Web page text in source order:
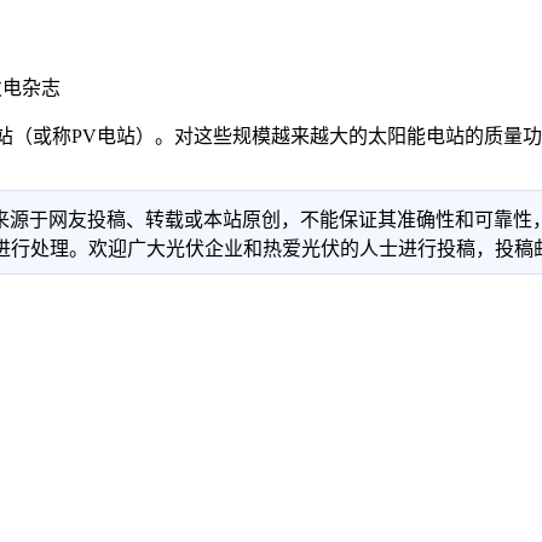
杂志
（或称PV电站）。对这些规模越来越大的太阳能电站的质
于网友投稿、转载或本站原创，不能保证其准确性和可靠
处理。欢迎广大光伏企业和热爱光伏的人士进行投稿，投稿